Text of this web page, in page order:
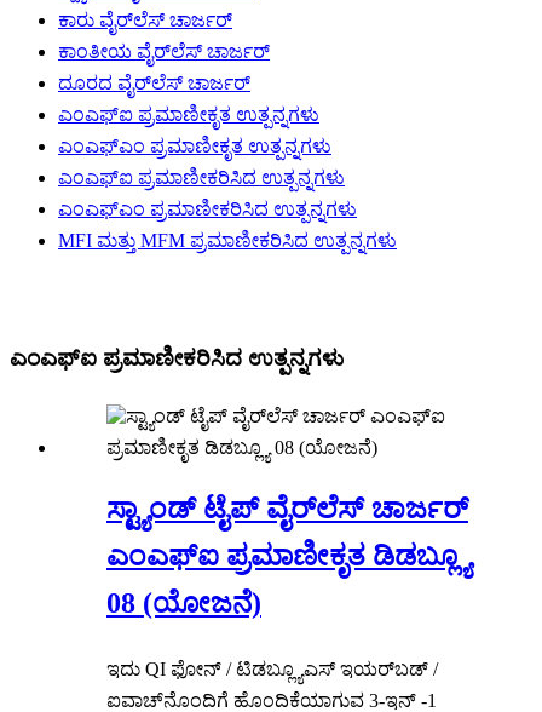
ಕಾರು ವೈರ್‌ಲೆಸ್ ಚಾರ್ಜರ್
ಕಾಂತೀಯ ವೈರ್‌ಲೆಸ್ ಚಾರ್ಜರ್
ದೂರದ ವೈರ್‌ಲೆಸ್ ಚಾರ್ಜರ್
ಎಂಎಫ್‌ಐ ಪ್ರಮಾಣೀಕೃತ ಉತ್ಪನ್ನಗಳು
ಎಂಎಫ್‌ಎಂ ಪ್ರಮಾಣೀಕೃತ ಉತ್ಪನ್ನಗಳು
ಎಂಎಫ್‌ಐ ಪ್ರಮಾಣೀಕರಿಸಿದ ಉತ್ಪನ್ನಗಳು
ಎಂಎಫ್‌ಎಂ ಪ್ರಮಾಣೀಕರಿಸಿದ ಉತ್ಪನ್ನಗಳು
MFI ಮತ್ತು MFM ಪ್ರಮಾಣೀಕರಿಸಿದ ಉತ್ಪನ್ನಗಳು
ಎಂಎಫ್‌ಐ ಪ್ರಮಾಣೀಕರಿಸಿದ ಉತ್ಪನ್ನಗಳು
ಸ್ಟ್ಯಾಂಡ್ ಟೈಪ್ ವೈರ್‌ಲೆಸ್ ಚಾರ್ಜರ್
ಎಂಎಫ್‌ಐ ಪ್ರಮಾಣೀಕೃತ ಡಿಡಬ್ಲ್ಯೂ
08 (ಯೋಜನೆ)
ಇದು QI ಫೋನ್ / ಟಿಡಬ್ಲ್ಯೂಎಸ್ ಇಯರ್‌ಬಡ್ /
ಐವಾಚ್‌ನೊಂದಿಗೆ ಹೊಂದಿಕೆಯಾಗುವ 3-ಇನ್ -1